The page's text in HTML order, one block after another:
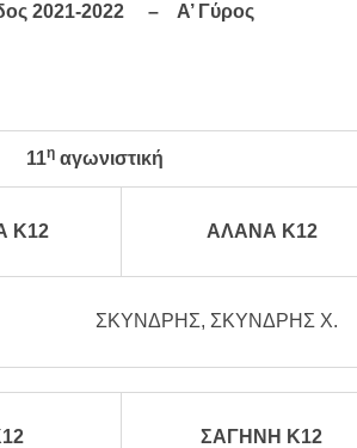
2021-2022 – Α’ Γύρος
11η αγωνιστική
Κ12 ΑΛΑΝΑ Κ12
ΣΚΥΝΔΡΗΣ, ΣΚΥΝΔΡΗΣ Χ.
ΣΑΓΗΝΗ Κ12